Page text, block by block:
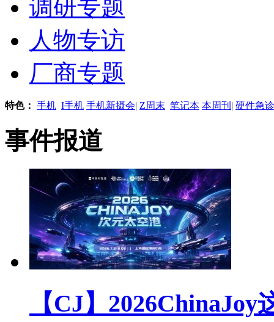
调研专题
人物专访
厂商专题
特色： 手机 I手机 手机新摄会| Z周末 笔记本 本周刊 | 硬件急
事件报道
【CJ】